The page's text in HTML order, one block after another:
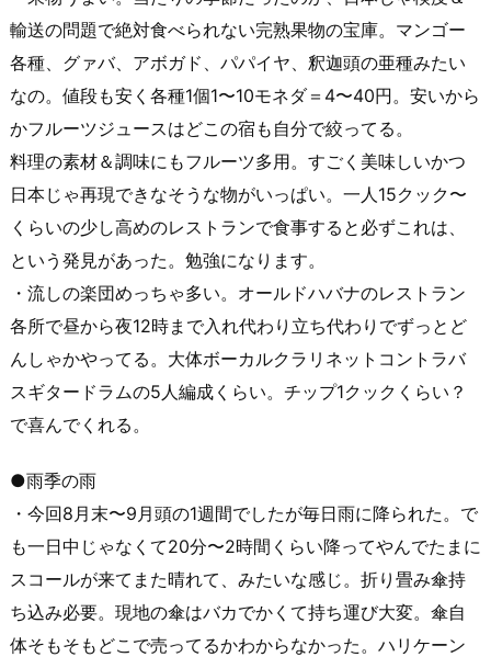
輸送の問題で絶対食べられない完熟果物の宝庫。マンゴー
各種、グァバ、アボガド、パパイヤ、釈迦頭の亜種みたい
なの。値段も安く各種1個1〜10モネダ＝4〜40円。安いから
かフルーツジュースはどこの宿も自分で絞ってる。
料理の素材＆調味にもフルーツ多用。すごく美味しいかつ
日本じゃ再現できなそうな物がいっぱい。一人15クック〜
くらいの少し高めのレストランで食事すると必ずこれは、
という発見があった。勉強になります。
・流しの楽団めっちゃ多い。オールドハバナのレストラン
各所で昼から夜12時まで入れ代わり立ち代わりでずっとど
んしゃかやってる。大体ボーカルクラリネットコントラバ
スギタードラムの5人編成くらい。チップ1クックくらい？
で喜んでくれる。
●雨季の雨
・今回8月末〜9月頭の1週間でしたが毎日雨に降られた。で
も一日中じゃなくて20分〜2時間くらい降ってやんでたまに
スコールが来てまた晴れて、みたいな感じ。折り畳み傘持
ち込み必要。現地の傘はバカでかくて持ち運び大変。傘自
体そもそもどこで売ってるかわからなかった。ハリケーン